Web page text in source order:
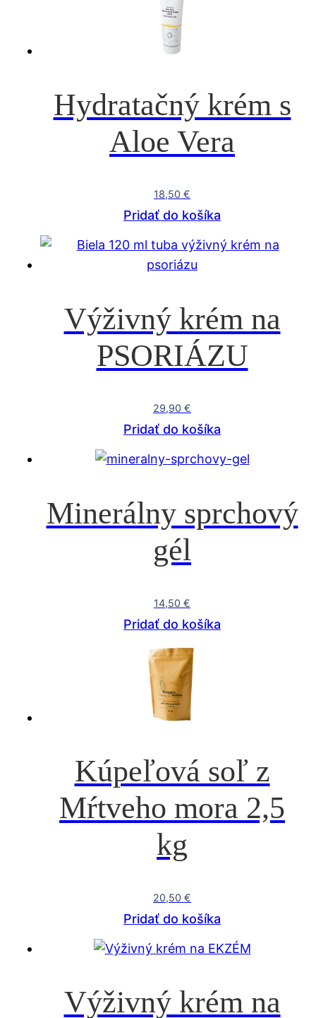
Hydratačný krém s
Aloe Vera
18,50 €
Pridať do košíka
Výživný krém na
PSORIÁZU
29,90 €
Pridať do košíka
Minerálny sprchový
gél
14,50 €
Pridať do košíka
Kúpeľová soľ z
Mŕtveho mora 2,5
kg
20,50 €
Pridať do košíka
Výživný krém na